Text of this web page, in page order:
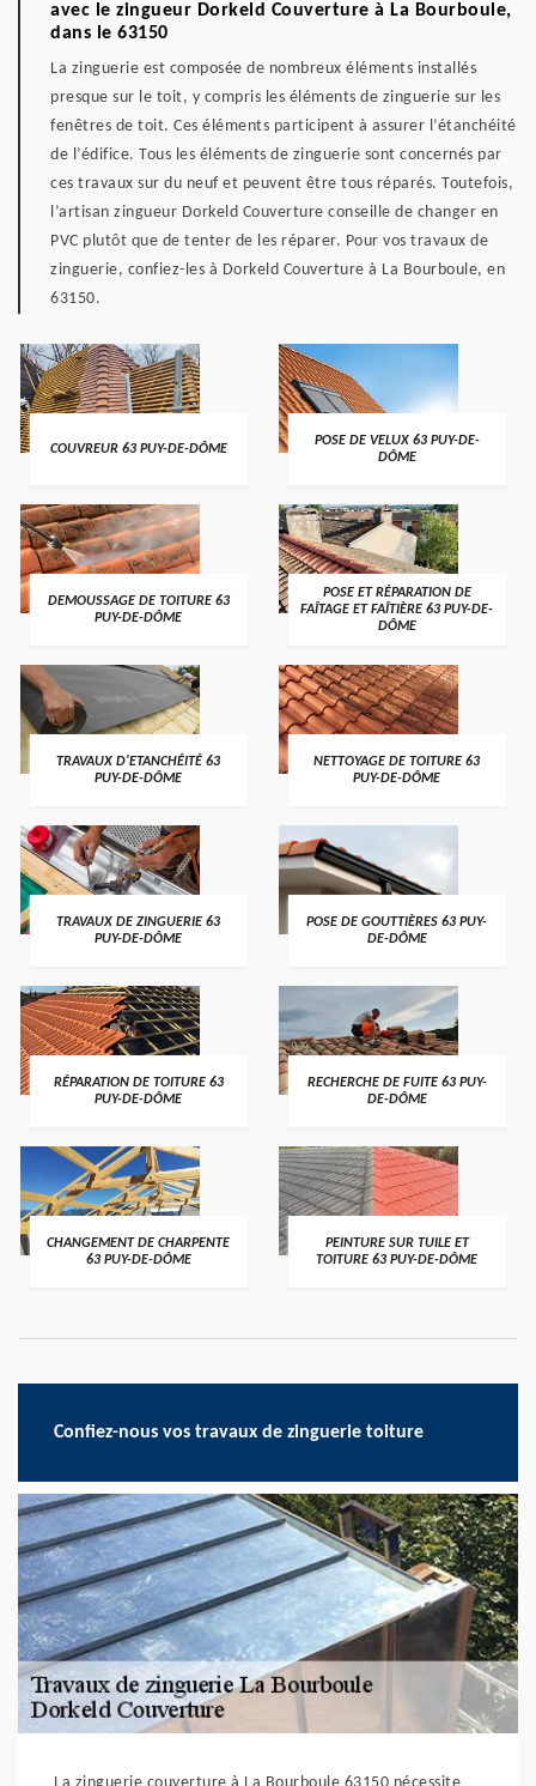
avec le zingueur Dorkeld Couverture à La Bourboule,
dans le 63150
La zinguerie est composée de nombreux éléments installés
presque sur le toit, y compris les éléments de zinguerie sur les
fenêtres de toit. Ces éléments participent à assurer l’étanchéité
de l’édifice. Tous les éléments de zinguerie sont concernés par
ces travaux sur du neuf et peuvent être tous réparés. Toutefois,
l’artisan zingueur Dorkeld Couverture conseille de changer en
PVC plutôt que de tenter de les réparer. Pour vos travaux de
zinguerie, confiez-les à Dorkeld Couverture à La Bourboule, en
63150.
COUVREUR 63 PUY-DE-DÔME
POSE DE VELUX 63 PUY-DE-
DÔME
DEMOUSSAGE DE TOITURE 63
PUY-DE-DÔME
POSE ET RÉPARATION DE
FAÎTAGE ET FAÎTIÈRE 63 PUY-DE-
DÔME
TRAVAUX D'ETANCHÉITÉ 63
PUY-DE-DÔME
NETTOYAGE DE TOITURE 63
PUY-DE-DÔME
TRAVAUX DE ZINGUERIE 63
PUY-DE-DÔME
POSE DE GOUTTIÈRES 63 PUY-
DE-DÔME
RÉPARATION DE TOITURE 63
PUY-DE-DÔME
RECHERCHE DE FUITE 63 PUY-
DE-DÔME
CHANGEMENT DE CHARPENTE
63 PUY-DE-DÔME
PEINTURE SUR TUILE ET
TOITURE 63 PUY-DE-DÔME
Confiez-nous vos travaux de zinguerie toiture